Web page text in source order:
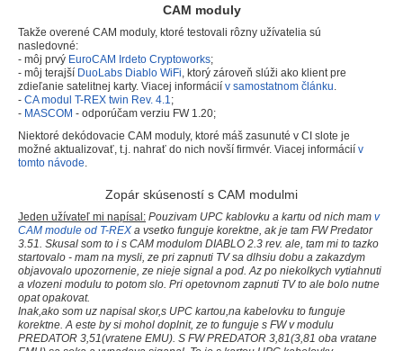
CAM moduly
Takže overené CAM moduly, ktoré testovali rôzny užívatelia sú
nasledovné:
- môj prvý EuroCAM Irdeto Cryptoworks;
- môj terajší DuoLabs Diablo WiFi , ktorý zároveň slúži ako klient pre
zdieľanie satelitnej karty. Viacej informácií v samostatnom článku
- CA modul T-REX twin Rev. 4.1 ;
- MASCOM - odporúčam verziu FW 1.20;
Niektoré dekódovacie CAM moduly, ktoré máš zasunuté v CI slote je
možné aktualizovať, t.j. nahrať do nich novší firmvér. Viacej informácií v
tomto návode
Zopár skúseností s CAM modulmi
Jeden užívateľ mi napísal: Pouzivam UPC kablovku a kartu od nich mam v
CAM module od T-REX a vsetko funguje korektne, ak je tam FW Predator
3.51. Skusal som to i s CAM modulom DIABLO 2.3 rev. ale, tam mi to tazko
startovalo - mam na mysli, ze pri zapnuti TV sa dlhsiu dobu a zakazdym
objavovalo upozornenie, ze nieje signal a pod. Az po niekolkych vytiahnuti
a vlozeni modulu to potom slo. Pri opetovnom zapnuti TV to ale bolo nutne
opat opakovat.
Inak,ako som uz napisal skor,s UPC kartou,na kabelovku to funguje
korektne. A este by si mohol doplnit, ze to funguje s FW v modulu
PREDATOR 3,51(vratene EMU). S FW PREDATOR 3,81(3,81 oba vratane